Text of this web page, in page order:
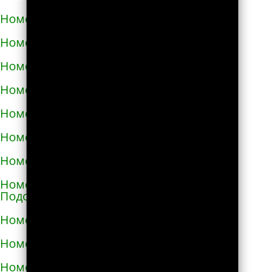
Номера телефонов такси в Малой Виске
Номера телефонов такси в Малине
Номера телефонов такси в Марганце
Номера телефонов такси в Мелитополе
Номера телефонов такси в Мене
Номера телефонов такси в Миргороде
Номера телефонов такси в Мироновке
Номера телефонов такси в Могилёве-
Подольском
Номера телефонов такси в Мукачево
Номера телефонов такси в Надворной
Номера телефонов такси в Нежине